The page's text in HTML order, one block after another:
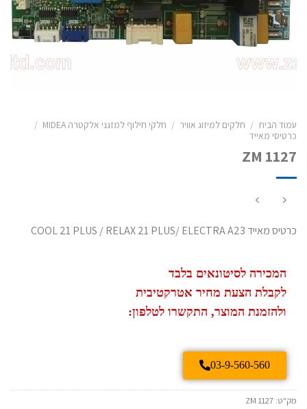
עמוד הבית / חלקים למיזוג אוויר / חלקי חילוף למזגני אלקטרה MIDEA
/
כרטיסי מאייד
ZM 1127
כרטיס מאייד COOL 21 PLUS / RELAX 21 PLUS/ ELECTRA A23
המכירה לסיטונאים בלבד
לקבלת הצעת מחיר אטרקטיבית
ולהזמנת המוצר, התקשרו לטלפון:
03-9-560-560
מק"ט: ZM 1127